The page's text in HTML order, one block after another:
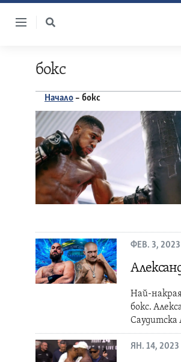
Skip
бокс
Начало – бокс
ФЕВ. 3, 2023
Най-
бокс.
Саудитска
ЯН. 14, 2023